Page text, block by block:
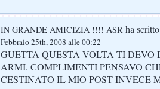
IN GRANDE AMICIZIA !!!! ASR ha
Febbraio 25th, 2008 alle 00:22
GUETTA QUESTA VOLTA TI DEVO
ARMI. COMPLIMENTI PENSAVO
CESTINATO IL MIO POST INVECE